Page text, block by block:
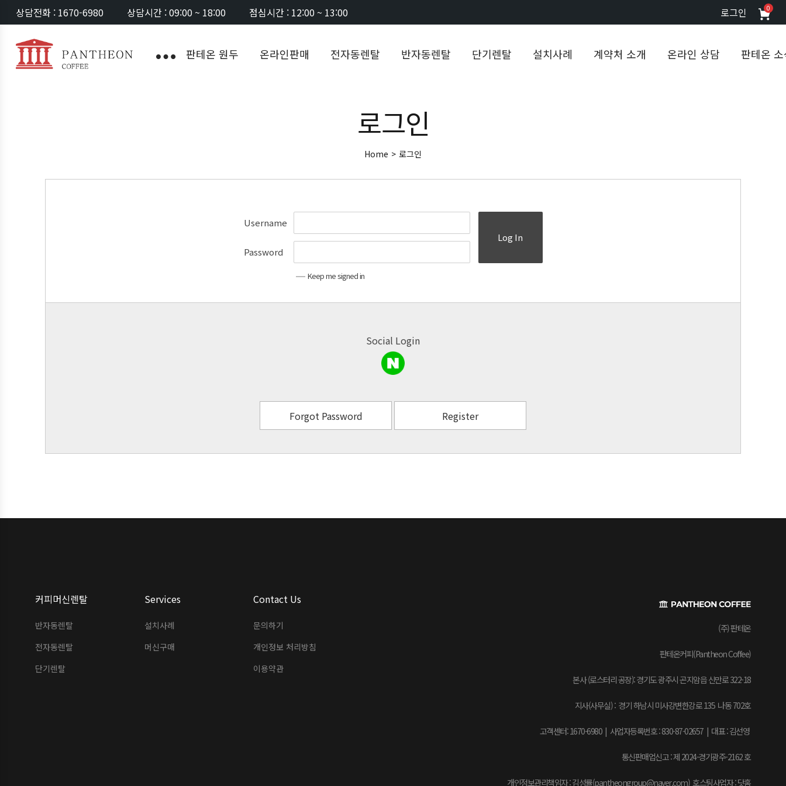
상담전화 : 1670-6980 상담시간 : 09:00 ~ 18:00 점심시간 : 12:00 ~ 13:00 로그인 0
판테온 원두 온라인판매 전자동렌탈 반자동렌탈 단기렌탈 설치사례 계약처 소개 온라인 상담 판테온
로그인
Home > 로그인
Username
Password
Keep me signed in
Log In
Social Login
Forgot Password Register
커피머신렌탈
반자동렌탈
전자동렌탈
단기렌탈
Services
설치사례
머신구매
Contact Us
문의하기
개인정보 처리방침
이용약관
(주) 판테온
판테온커피(Pantheon Coffee)
본사 (로스터리 공장): 경기도 광주시 곤지암읍 신만로 322-18
지사(사무실) : 경기 하남시 미사강변한강로 135 나동 702호
고객센터: 1670-6980 | 사업자등록번호 : 830-87-02657 | 대표 : 김선영
통신판매업신고 : 제 2024-경기광주-2162 호
개인정보관리책임자 : 김성률(pantheongroup@naver.com) 호스팅사업자 : 닷홈